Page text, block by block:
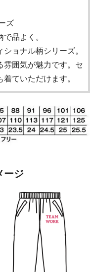
ズ
品よく。
ョナル柄シリーズ。
雰囲気が魅力です。セ
ていただけます。
ージ